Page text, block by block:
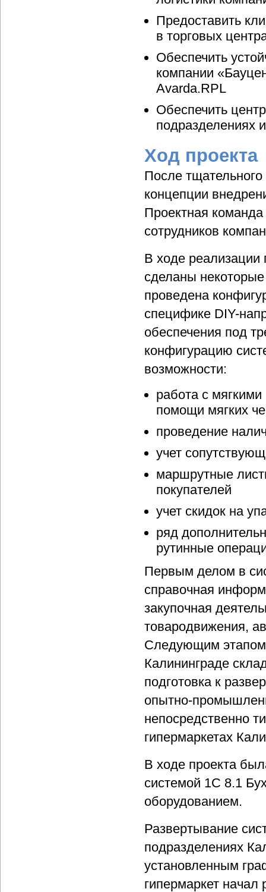
Предоставить
в торговых
Обеспечить
компании
Avarda.RPL
Обеспечить
подразделениях
Ход проекта
После
концепции
Проектная
сотрудников
В ходе реализации
сделаны
проведена
специфике DIY-
обеспечения под
конфигурацию
возможности:
работа с
помощи мягких
проведение
учет
маршрутные
покупателей
учет скидок на
ряд
рутинные
Первым делом в
справочная
закупочная
товародвижения,
Следующим этапом
Калининграде
подготовка к
опытно-
непосредственно
гипермаркетах
В ходе проекта
системой 1С 8.1
оборудованием.
Развертывание
подразделениях
установленным
гипермаркет